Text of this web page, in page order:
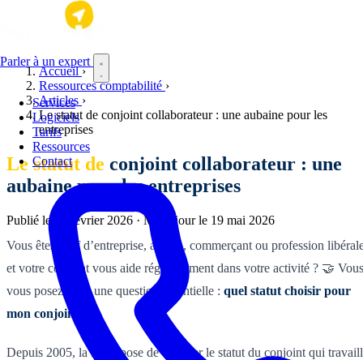
Aller au contenu principal
Parler à un expert
Services
Logiciels
Tarifs
Ressources
Contact
Accueil›
Ressources comptabilité ›
Articles ›
Le statut de conjoint collaborateur : une aubaine pour les
entreprises
Le statut de conjoint collaborateur : une
aubaine pour les entreprises
Publié le 15 février 2026 · Mis à jour le 19 mai 2026
Vous êtes chef d’entreprise, artisan, commerçant ou profession
et votre conjoint vous aide régulièrement dans votre activité ? 🤝 Vous
vous posez alors une question essentielle : quel statut choisir pour
mon conjoint ?
Depuis 2005, la loi impose de déclarer le statut du conjoint qui